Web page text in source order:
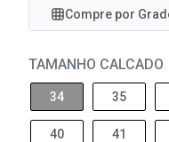
Compre por
TAMANHO CALCADO
34 35
40 41